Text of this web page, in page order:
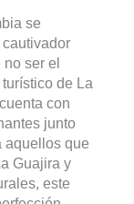
se
ser el
de La
con
junto
aquellos que
Guajira y
este